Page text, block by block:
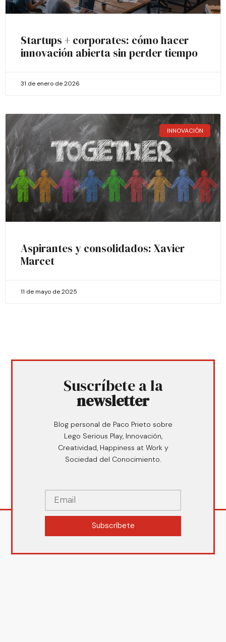
Startups + corporates: cómo hacer
innovación abierta sin perder tiempo
31 de enero de 2026
INNOVACIÓN
Aspirantes y consolidados: Xavier
Marcet
11 de mayo de 2025
Suscríbete a la
newsletter
Blog personal de Paco Prieto sobre
Lego Serious Play, Innovación,
Creatividad, Happiness at Work y
Sociedad del Conocimiento.
Subscríbete